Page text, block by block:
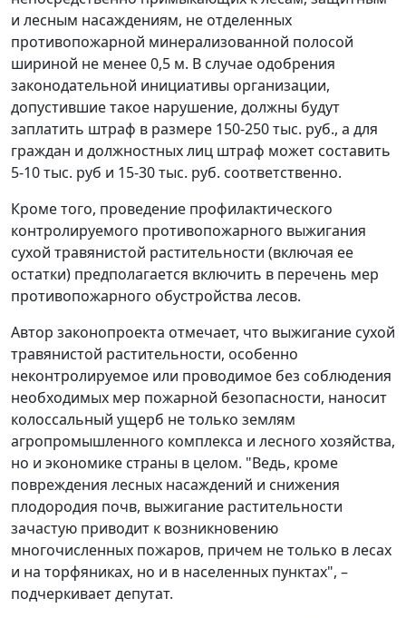
и лесным насаждениям, не отделенных
противопожарной минерализованной полосой
шириной не менее 0,5 м. В случае одобрения
законодательной инициативы организации,
допустившие такое нарушение, должны будут
заплатить штраф в размере 150-250 тыс. руб., а для
граждан и должностных лиц штраф может составить
5-10 тыс. руб и 15-30 тыс. руб. соответственно.
Кроме того, проведение профилактического
контролируемого противопожарного выжигания
сухой травянистой растительности (включая ее
остатки) предполагается включить в перечень мер
противопожарного обустройства лесов.
Автор законопроекта отмечает, что выжигание сухой
травянистой растительности, особенно
неконтролируемое или проводимое без соблюдения
необходимых мер пожарной безопасности, наносит
колоссальный ущерб не только землям
агропромышленного комплекса и лесного хозяйства,
но и экономике страны в целом. "Ведь, кроме
повреждения лесных насаждений и снижения
плодородия почв, выжигание растительности
зачастую приводит к возникновению
многочисленных пожаров, причем не только в лесах
и на торфяниках, но и в населенных пунктах", –
подчеркивает депутат.